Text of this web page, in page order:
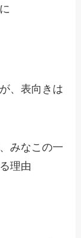
、表向きは
みなこの一
理由